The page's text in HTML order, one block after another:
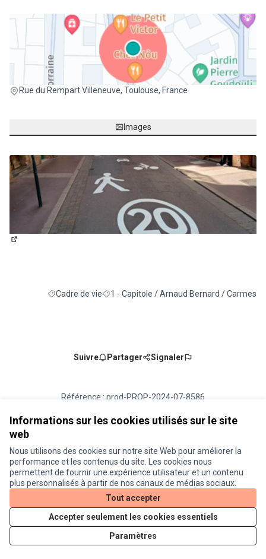
Informations sur les cookies utilisés sur le site
web
Nous utilisons des cookies sur notre site Web pour améliorer la
performance et les contenus du site. Les cookies nous
permettent de fournir une expérience utilisateur et un contenu
plus personnalisés à partir de nos canaux de médias sociaux.
Tout accepter
Accepter seulement les cookies essentiels
Paramètres
Rue du Rempart Villeneuve, Toulouse, France
(Lien externe)
Images
Filtrer les résultats de la catégorie : Cadre de vie
Cadre de vie Filtrer les résultats pour le secteur : 1 -
1 - Capitole / Arnaud Bernard / Carmes
Suivre Partager Signaler
Référence : prod-PROP-2024-07-8586
Vérifiez l'empreinte numérique
Conditions d'utilisation
Paramètres des cookies
Je participe ! sur X
(Lien externe)
Je participe ! sur Facebook
Je participe ! sur Instagram
Site réalisé grâce aulogiciel libre Decidim .
Licence
(Lien